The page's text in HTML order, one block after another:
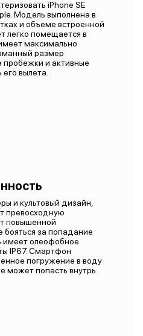
iPhone SE
Модель выполнена в
и объеме встроенной
легко помещается в
максимально
размер
пробежки и активные
вылета.
и культовый дизайн,
превосходную
повышенной
за попадание
имеет олеофобное
IP67. Смартфон
погружение в воду
может попасть внутрь